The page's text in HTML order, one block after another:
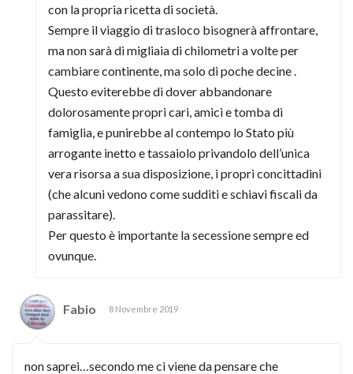
con la propria ricetta di società.
Sempre il viaggio di trasloco bisognerà affrontare,
ma non sarà di migliaia di chilometri a volte per
cambiare continente, ma solo di poche decine .
Questo eviterebbe di dover abbandonare
dolorosamente propri cari, amici e tomba di
famiglia, e punirebbe al contempo lo Stato più
arrogante inetto e tassaiolo privandolo dell’unica
vera risorsa a sua disposizione, i propri concittadini
(che alcuni vedono come sudditi e schiavi fiscali da
parassitare).
Per questo è importante la secessione sempre ed
ovunque.
Fabio 8 Novembre 2019
non saprei…secondo me ci viene da pensare che